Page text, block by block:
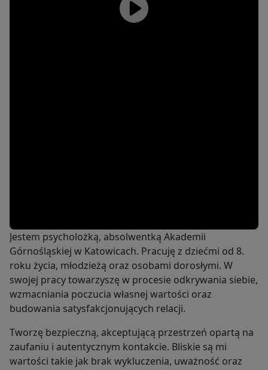
Jestem psycholożką, absolwentką Akademii
Górnośląskiej w Katowicach. Pracuję z dziećmi od 8.
roku życia, młodzieżą oraz osobami dorosłymi. W
swojej pracy towarzyszę w procesie odkrywania siebie,
wzmacniania poczucia własnej wartości oraz
budowania satysfakcjonujących relacji.
Tworzę bezpieczną, akceptującą przestrzeń opartą na
zaufaniu i autentycznym kontakcie. Bliskie są mi
wartości takie jak brak wykluczenia, uważność oraz